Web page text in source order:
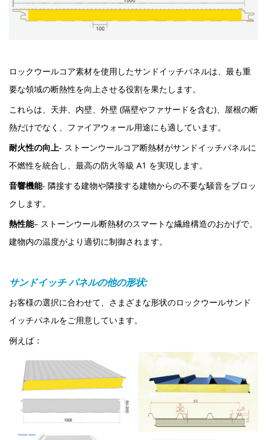
ロックウールコア素材を使用したサンドイッチパネルは、最も重
要な領域の断熱性を向上させる役割を果たします。
これらは、天井、内壁、外壁 (隔壁やファサードを含む)、屋根の断
熱だけでなく、ファイアウォール用途にも適しています。
耐火性の向上- ストーンウールコア断熱材がサンドイッチパネルに
不燃性を統合し、最高の防火等級 A1 を実現します。
音響機能- 隣接する建物や隣接する建物からの不要な騒音をブロッ
クします。
熱性能– ストーンウール断熱材のスマートな繊維構造のおかげで、
建物内の温度がより適切に制御されます。
サンドイッチ パネルの他の形状:
お客様の選択に合わせて、さまざまな形状のロックウールサンド
イッチパネルをご用意しています。
例えば：